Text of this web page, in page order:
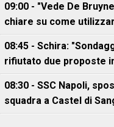
09:00 - "Vede De
chiare su come
08:45 - Schira:
rifiutato due proposte
08:30 - SSC Napoli,
squadra a Castel di